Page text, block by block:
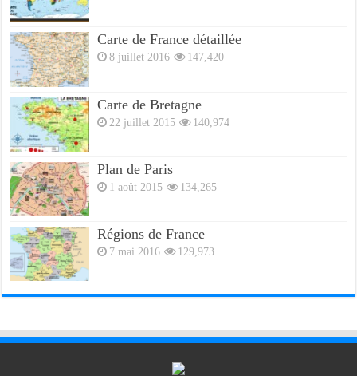
Carte de France détaillée
8 juillet 2016 147,420
Carte de Bretagne
22 juillet 2015 140,974
Plan de Paris
1 août 2015 134,265
Régions de France
7 mai 2016 129,973